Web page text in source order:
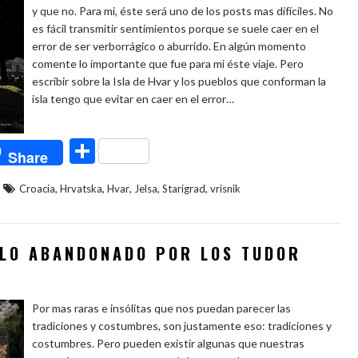
y que no. Para mi, éste será uno de los posts mas difíciles. No
es fácil transmitir sentimientos porque se suele caer en el
error de ser verborrágico o aburrido. En algún momento
comente lo importante que fue para mi éste viaje. Pero
escribir sobre la Isla de Hvar y los pueblos que conforman la
isla tengo que evitar en caer en el error…
Share
C
m
p
ar
r
Croacia, Hrvatska, Hvar, Jelsa, Starigrad, vrisnik
ABANDONADO POR LOS TUDOR
Por mas raras e insólitas que nos puedan parecer las
tradiciones y costumbres, son justamente eso: tradiciones y
costumbres. Pero pueden existir algunas que nuestras